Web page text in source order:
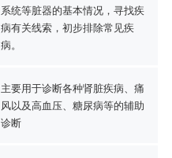
系统等脏器的基本情况，寻找疾
病有关线索，初步排除常见疾
病。
主要用于诊断各种肾脏疾病、痛
风以及高血压、糖尿病等的辅助
诊断